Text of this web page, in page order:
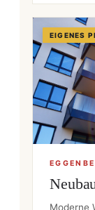
EIGENES
Moderne